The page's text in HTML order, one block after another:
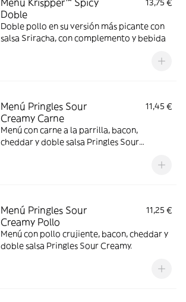
Menú Krispper™ Spicy
Doble
13,75 €
Doble pollo en su versión más picante con
salsa Sriracha, con complemento y bebida
Menú Pringles Sour
Creamy Carne
11,45 €
Menú con carne a la parrilla, bacon,
cheddar y doble salsa Pringles Sour
Menú Pringles Sour
Creamy Pollo
11,25 €
Menú con pollo crujiente, bacon, cheddar y
doble salsa Pringles Sour Creamy.